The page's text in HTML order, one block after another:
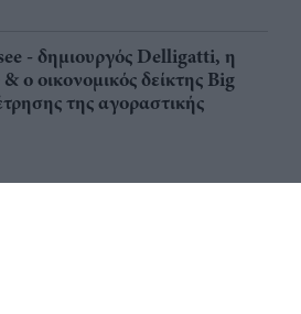
- δημιουργός Delligatti, η
ο οικονομικός δείκτης Big
της αγοραστικής